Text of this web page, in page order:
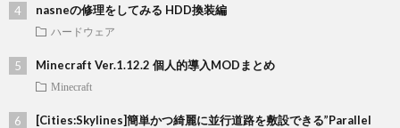
nasneの修理をしてみる HDD換装編
ハードウェア
Minecraft Ver.1.12.2 個人的導入MODまとめ
Minecraft
[Cities:Skylines]簡単かつ綺麗に並行道路を敷設できる”Parallel